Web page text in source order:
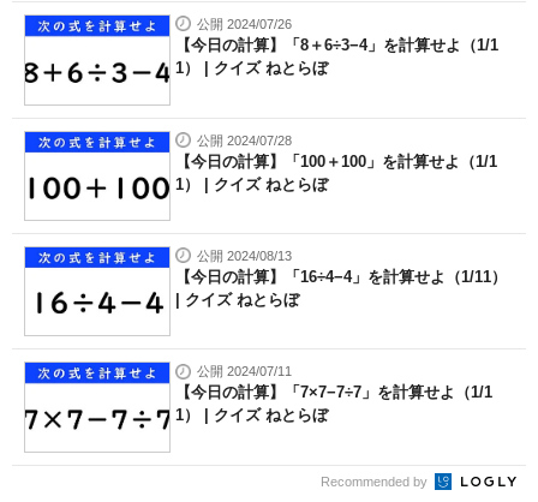
公開 2024/07/26
【今日の計算】「8＋6÷3−4」を計算せよ（1/1
1） | クイズ ねとらぼ
公開 2024/07/28
【今日の計算】「100＋100」を計算せよ（1/1
1） | クイズ ねとらぼ
公開 2024/08/13
【今日の計算】「16÷4−4」を計算せよ（1/11）
| クイズ ねとらぼ
公開 2024/07/11
【今日の計算】「7×7−7÷7」を計算せよ（1/1
1） | クイズ ねとらぼ
Recommended by